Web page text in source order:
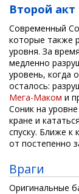
Второй акт
Современный
которые также
уровня. За
медленно
уровень, когда
осталось:
Мега-Маком и
Соник на
кране и
спуску. Ближе к
от постепенно
Враги
Оригинальные